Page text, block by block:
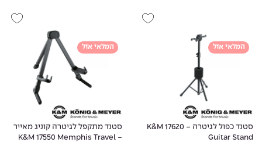
המלאי אזל
סטנד כפול לגיטרה - K&M 17620
Guitar Stand
המלאי אזל
סטנד מתקפל לגיטרה קוניג מאייר
- K&M 17550 Memphis Travel